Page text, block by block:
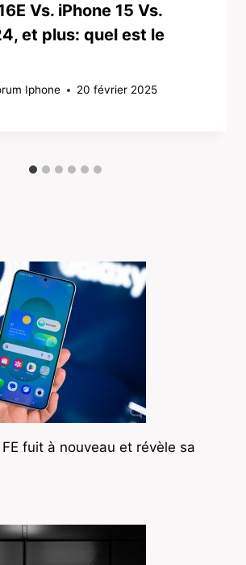
Vs. iPhone 15 Vs.
et plus: quel est le
Iphone 20 février 2025
fuit à nouveau et révèle sa